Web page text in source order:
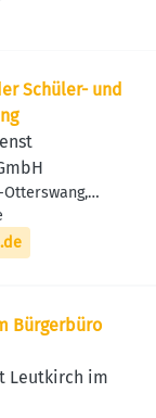
Schüler- und
Bürgerbüro
Leutkirch im